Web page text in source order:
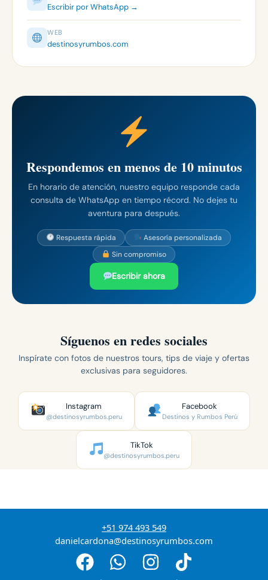
Escribir por WhatsApp →
WEB
destinosyrumbos.com
Respondemos en menos de 10 minutos
En horario de atención, nuestro equipo responde cada
consulta de WhatsApp en tiempo récord. No dejes tu
aventura para después.
Respuesta rápida
Asesoría personalizada
Sin compromiso
Escribir ahora
Síguenos en redes sociales
Inspírate con fotos de nuestros tours, tips de viaje y ofertas
exclusivas para seguidores.
Instagram
@destinosyrumbos.peru
Facebook
Destinos y Rumbos Perú
TikTok
@destinosyrumbos.peru
+51 974 493 549
danielcardona@destinosyrumbos.com